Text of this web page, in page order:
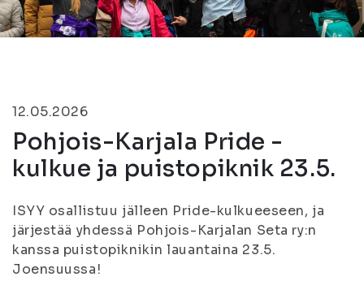
12.05.2026
Pohjois-Karjala Pride -
kulkue ja puistopiknik 23.5.
ISYY osallistuu jälleen Pride-kulkueeseen, ja
järjestää yhdessä Pohjois-Karjalan Seta ry:n
kanssa puistopiknikin lauantaina 23.5.
Joensuussa!